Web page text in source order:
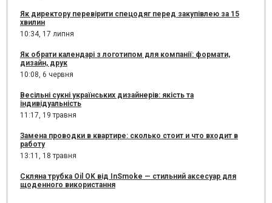
Як директору перевірити спецодяг перед закупівлею за 15
хвилин
10:34, 17 липня
Як обрати календарі з логотипом для компанії: формати,
дизайн, друк
10:08, 6 червня
Весільні сукні українських дизайнерів: якість та
індивідуальність
11:17, 19 травня
Замена проводки в квартире: сколько стоит и что входит в
работу
13:11, 18 травня
Скляна трубка Oil OK від InSmoke — стильний аксесуар для
щоденного використання